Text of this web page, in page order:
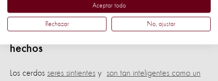
Un lechón detrás de barras de acero en una granja inudstrial
Lo que solicitamos está respaldado en
hechos
Los cerdos seres sintientes y son tan inteligentes como un
Aceptar todo
Rechazar No, ajustar